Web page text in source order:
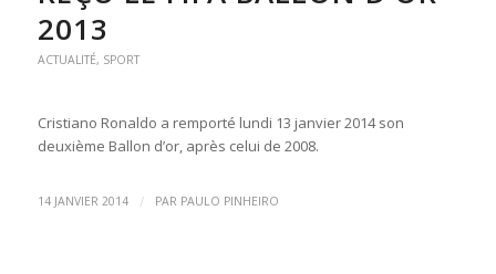
2013
ACTUALITÉ, SPORT
Cristiano Ronaldo a remporté lundi 13 janvier 2014 son
deuxième Ballon d’or, après celui de 2008.
14 JANVIER 2014 / PAR PAULO PINHEIRO